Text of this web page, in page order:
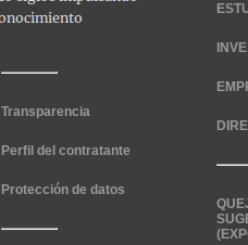
Transparencia
Perfil del contratante
Protección de datos